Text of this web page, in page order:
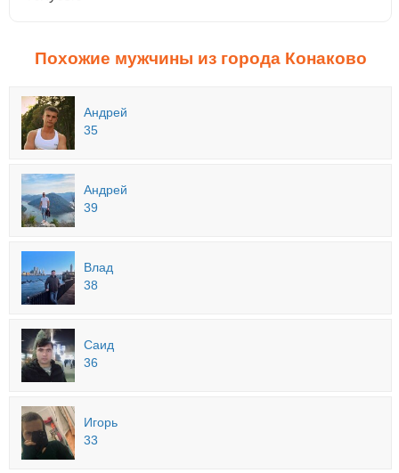
Похожие мужчины из города Конаково
Андрей
35
Андрей
39
Влад
38
Саид
36
Игорь
33